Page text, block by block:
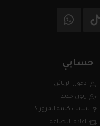
حسابي
دخول الزبائن
زبون جديد
نسيت كلمة المرور ؟
اعادة البضاعة